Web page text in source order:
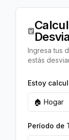
Ingresa tus
estás
Estoy
🏠 Hogar
Período de